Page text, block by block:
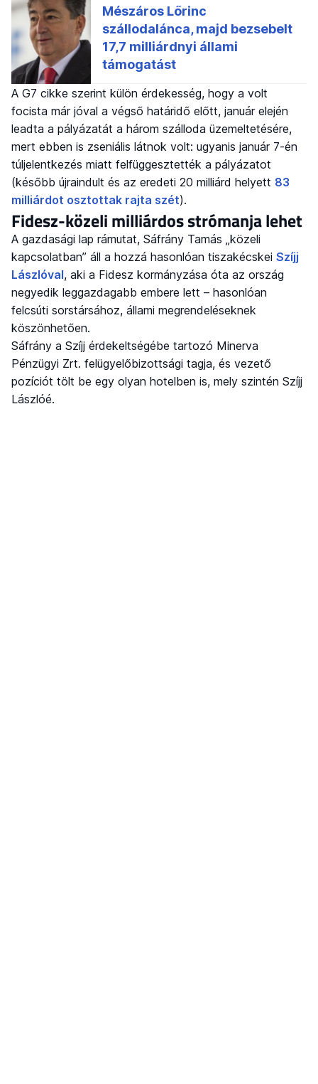
A G7 cikke szerint külön érdekesség, hogy a volt
focista már jóval a végső határidő előtt, január elején
leadta a pályázatát a három szálloda üzemeltetésére,
mert ebben is zseniális látnok volt: ugyanis január 7-én
túljelentkezés miatt felfüggesztették a pályázatot
(később újraindult és az eredeti 20 milliárd helyett 83
milliárdot osztottak rajta szét).
Fidesz-közeli milliárdos strómanja lehet
A gazdasági lap rámutat, Sáfrány Tamás „közeli
kapcsolatban” áll a hozzá hasonlóan tiszakécskei Szíjj
Lászlóval, aki a Fidesz kormányzása óta az ország
negyedik leggazdagabb embere lett – hasonlóan
felcsúti sorstársához, állami megrendeléseknek
köszönhetően.
Sáfrány a Szíjj érdekeltségébe tartozó Minerva
Pénzügyi Zrt. felügyelőbizottsági tagja, és vezető
pozíciót tölt be egy olyan hotelben is, mely szintén Szíjj
Lászlóé.